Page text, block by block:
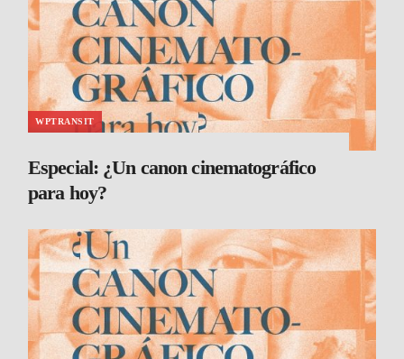
WPTRANSIT
Especial: ¿Un canon cinematográfico
para hoy?